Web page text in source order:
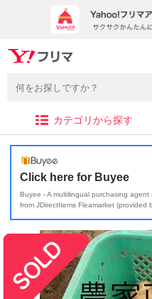
カテゴリから探す
Click here for Buyee
Buyee - A multilingual purchasing
from JDirectItems Fleamarket (provided